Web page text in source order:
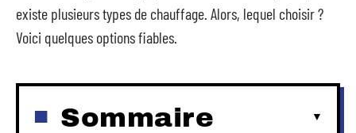
existe plusieurs types de chauffage. Alors, lequel choisir ?
Voici quelques options fiables.
Sommaire